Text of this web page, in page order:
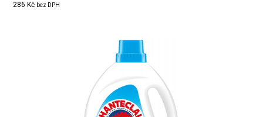
286 Kč bez DPH